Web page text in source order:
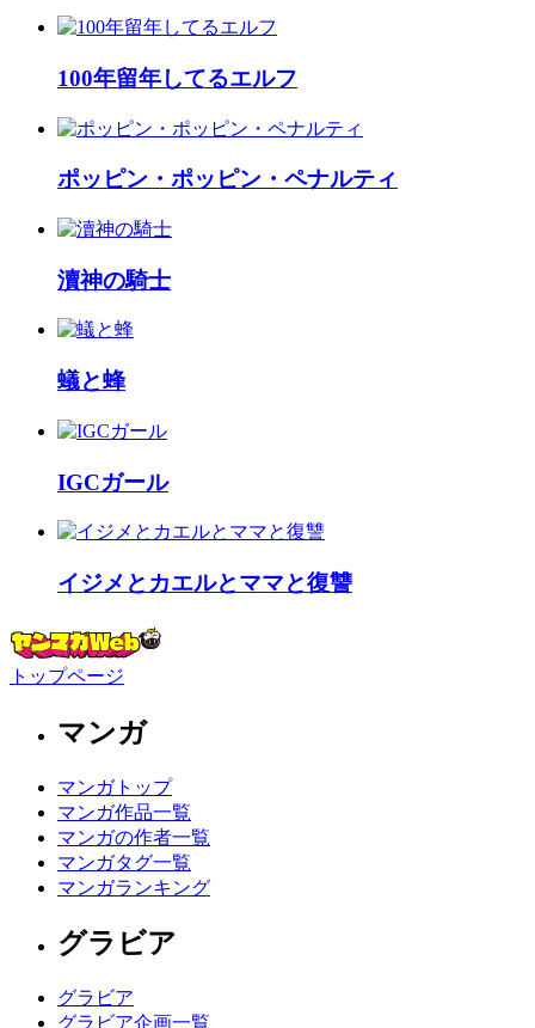
100年留年してるエルフ
ポッピン・ポッピン・ペナルティ
瀆神の騎士
蟻と蜂
IGCガール
イジメとカエルとママと復讐
トップページ
マンガ
マンガトップ
マンガ作品一覧
マンガの作者一覧
マンガタグ一覧
マンガランキング
グラビア
グラビア
グラビア企画一覧